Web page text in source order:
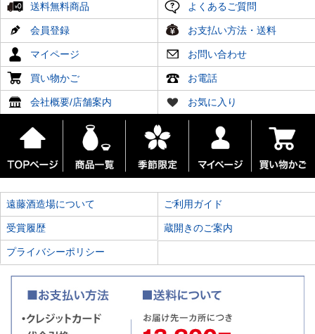
送料無料商品 よくあるご質問
会員登録 お支払い方法・送料
マイページ お問い合わせ
買い物かご お電話
会社概要/店舗案内 お気に入り
遠藤酒造場について ご利用ガイド
受賞履歴 蔵開きのご案内
プライバシーポリシー